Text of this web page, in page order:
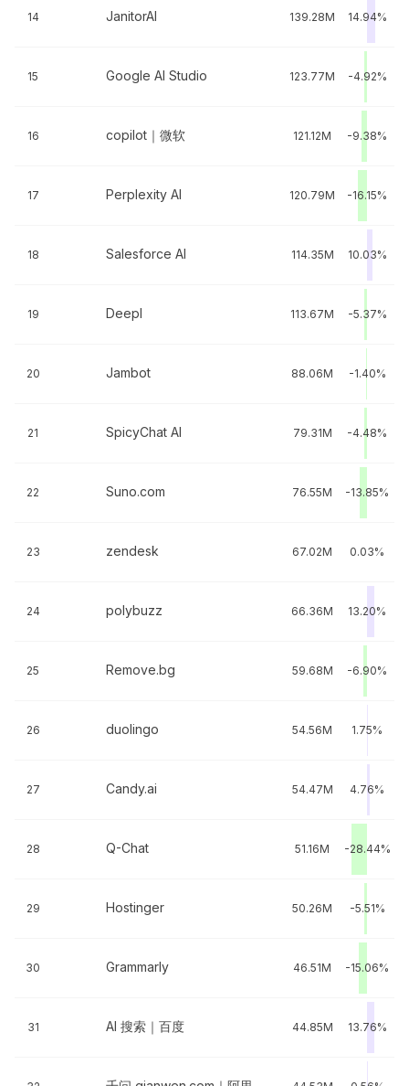
14 JanitorAI 139.28M 14.94%
15 Google AI Studio 123.77M -4.92%
16 copilot｜微软 121.12M -9.38%
17 Perplexity AI 120.79M -16.15%
18 Salesforce AI 114.35M 10.03%
19 Deepl 113.67M -5.37%
20 Jambot 88.06M -1.40%
21 SpicyChat AI 79.31M -4.48%
22 Suno.com 76.55M -13.85%
23 zendesk 67.02M 0.03%
24 polybuzz 66.36M 13.20%
25 Remove.bg 59.68M -6.90%
26 duolingo 54.56M 1.75%
27 Candy.ai 54.47M 4.76%
28 Q-Chat 51.16M -28.44%
29 Hostinger 50.26M -5.51%
30 Grammarly 46.51M -15.06%
31 AI 搜索｜百度 44.85M 13.76%